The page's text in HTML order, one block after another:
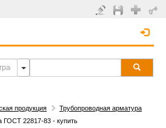
продукция
Трубопроводная арматура
ГОСТ 22817-83 - купить